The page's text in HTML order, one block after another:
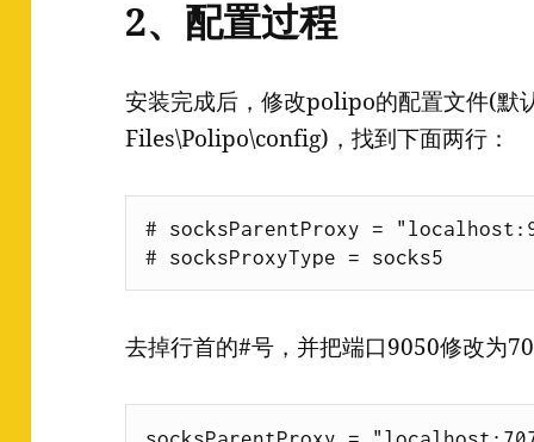
2、配置过程
安装完成后，修改polipo的配置文件(默
Files\Polipo\config)，找到下面两行：
# socksParentProxy =
去掉行首的#号，并把端口9050修改为